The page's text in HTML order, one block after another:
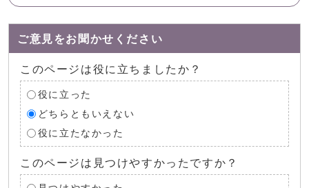
ご意見をお聞かせください
このページは役に立ちましたか？
役に立った
どちらともいえない
役に立たなかった
このページは見つけやすかったですか？